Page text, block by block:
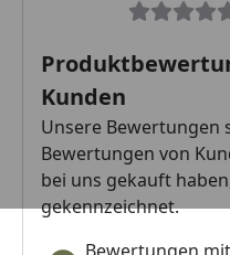
Kunden
Unsere Bewertungen
Bewertungen von
bei uns gekauft
gekennzeichnet.